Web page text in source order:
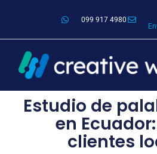
099 917 4980
Estudio de
en
clientes